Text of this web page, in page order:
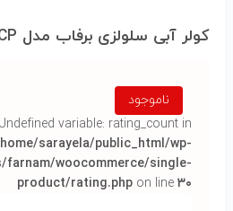
کولر آبی سلولزی برفاب مدل BF7-CP
ناموجود
variable: rating_count in
sarayela/public_html/wp-
farnam/woocommerce/single-
product/rating.php on line۳۰